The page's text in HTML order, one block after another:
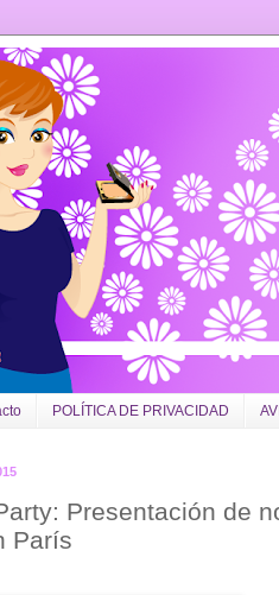
POLÍTICA DE PRIVACIDAD
Presentación de
París